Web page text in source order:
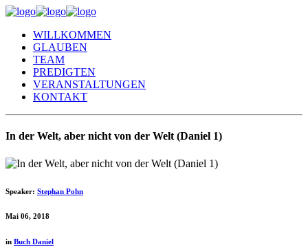
WILLKOMMEN
GLAUBEN
TEAM
PREDIGTEN
VERANSTALTUNGEN
KONTAKT
In der Welt, aber nicht von der Welt (Daniel 1)
Speaker: Stephan Pohn
Mai 06, 2018
in Buch Daniel